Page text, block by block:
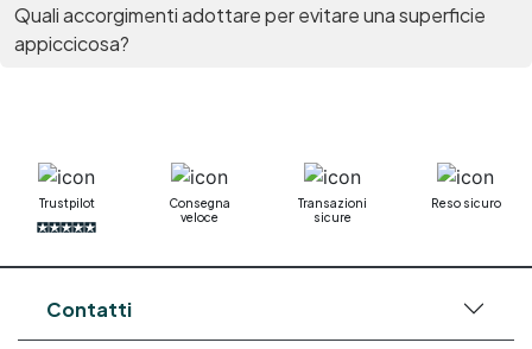
Quali accorgimenti adottare per evitare una superficie
appiccicosa?
Trustpilot
Consegna
veloce
Transazioni
sicure
Reso sicuro
Contatti